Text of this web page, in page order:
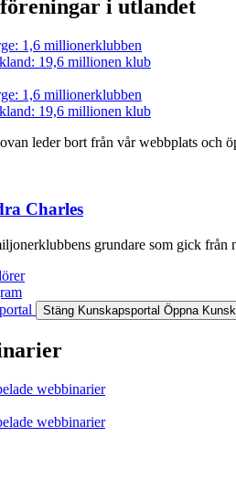
i utlandet
1,6 millionerklubben
19,6 millionen klub
1,6 millionerklubben
19,6 millionen klub
leder bort från vår webbplats och
Charles
grundare som gick
Stäng Kunskapsportal Öppna
webbinarier
webbinarier